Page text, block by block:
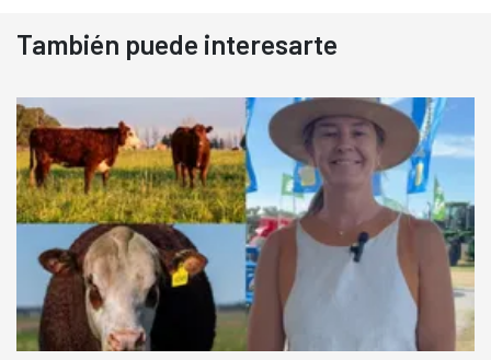
También puede interesarte